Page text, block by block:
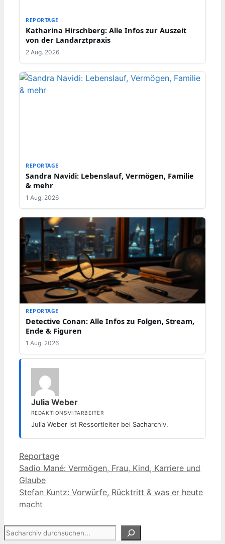
REPORTAGE
Katharina Hirschberg: Alle Infos zur Auszeit
von der Landarztpraxis
2 Aug. 2026
REPORTAGE
Sandra Navidi: Lebenslauf, Vermögen, Familie
& mehr
1 Aug. 2026
REPORTAGE
Detective Conan: Alle Infos zu Folgen, Stream,
Ende & Figuren
1 Aug. 2026
Julia Weber
REDAKTIONSMITARBEITER
Julia Weber ist Ressortleiter bei Sacharchiv.
Kategorien
Reportage
Sadio Mané: Vermögen, Frau, Kind, Karriere und
Glaube
Stefan Kuntz: Vorwürfe, Rücktritt & was er heute
macht
Suchen